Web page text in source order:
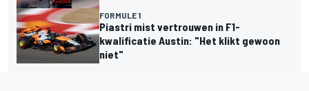
FORMULE 1
Piastri mist vertrouwen in F1-
kwalificatie Austin: "Het klikt gewoon
niet"